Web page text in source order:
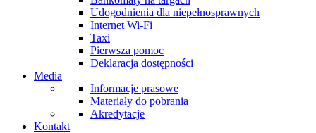
Udogodnienia dla niepełnosprawnych
Internet Wi-Fi
Taxi
Pierwsza pomoc
Deklaracja dostępności
Media
Informacje prasowe
Materiały do pobrania
Akredytacje
Kontakt